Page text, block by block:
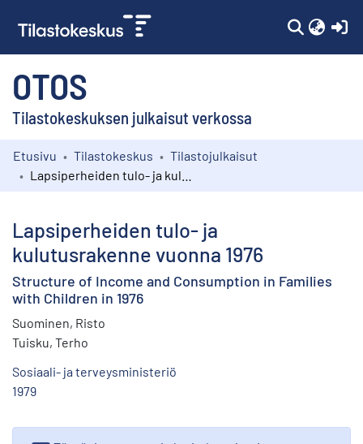
OTOS
Tilastokeskuksen julkaisut verkossa
Kokoelmat
Etusivu Tilastokeskus
Tilastojulkaisut
Lapsiperheiden tulo- ja
kulutusrakenne vuonna 1976
Structure of Income and Consumption in Families
with Children in 1976
Suominen, Risto
Tuisku, Terho
Sosiaali- ja terveysministeriö
1979